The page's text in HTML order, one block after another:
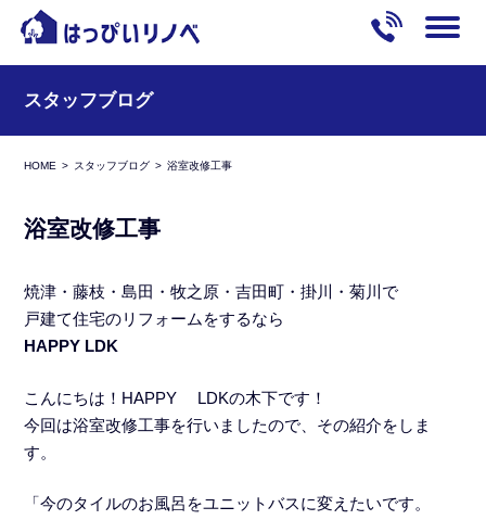
スタッフブログ
HOME スタッフブログ 浴室改修工事
浴室改修工事
焼津・藤枝・島田・牧之原・吉田町・掛川・菊川で
戸建て住宅のリフォームをするなら
HAPPY LDK
こんにちは！HAPPY LDKの木下です！
今回は浴室改修工事を行いましたので、その紹介をしま
す。
「今のタイルのお風呂をユニットバスに変えたいです。